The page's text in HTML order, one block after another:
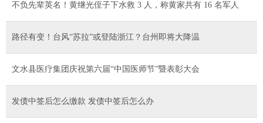
不负先辈英名！黄继光侄子下水救 3 人，称黄家共有 16 名军人
路径有变！台风“苏拉”或登陆浙江？台州即将大降温
文水县医疗集团庆祝第六届“中国医师节”暨表彰大会
发债中签后怎么缴款 发债中签后怎么办